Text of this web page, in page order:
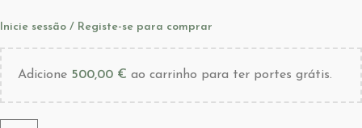
Inicie sessão / Registe-se para comprar
Adicione 500,00 € ao carrinho para ter portes grátis.